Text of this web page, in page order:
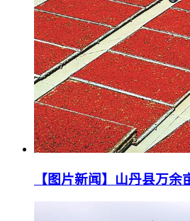
【图片新闻】山丹县万余